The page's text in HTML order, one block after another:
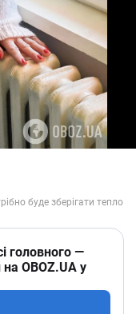
головного —
OBOZ.UA у